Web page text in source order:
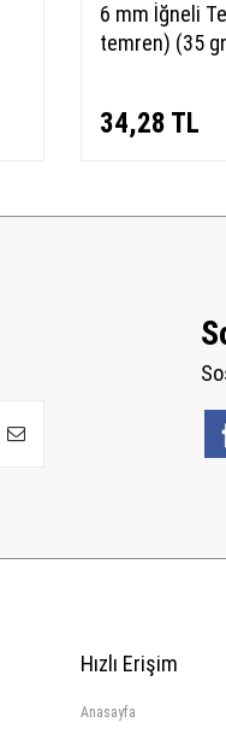
6 mm İğneli
temren) (35
34,28 TL
Hızlı Erişim
Anasayfa